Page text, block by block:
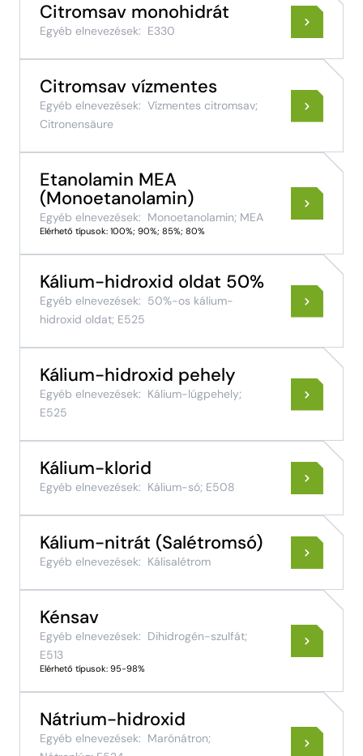
Citromsav monohidrát
Egyéb elnevezések: E330
Citromsav vízmentes
Egyéb elnevezések: Vízmentes citromsav;
Citronensäure
Etanolamin MEA
(Monoetanolamin)
Egyéb elnevezések: Monoetanolamin; MEA
Elérhető típusok: 100%; 90%; 85%; 80%
Kálium-hidroxid oldat 50%
Egyéb elnevezések: 50%-os kálium-
hidroxid oldat; E525
Kálium-hidroxid pehely
Egyéb elnevezések: Kálium-lúgpehely;
E525
Kálium-klorid
Egyéb elnevezések: Kálium-só; E508
Kálium-nitrát (Salétromsó)
Egyéb elnevezések: Kálisalétrom
Kénsav
Egyéb elnevezések: Dihidrogén-szulfát;
E513
Elérhető típusok: 95-98%
Nátrium-hidroxid
Egyéb elnevezések: Marónátron;